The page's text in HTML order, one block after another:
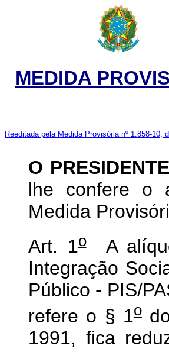
MEDIDA
Reeditada pela Medida Provisória nº 1.858-10,
O
lhe confere o
Medida
Art. 1oA
Integração
Público - PIS/
refere o § 1o
1991, fica